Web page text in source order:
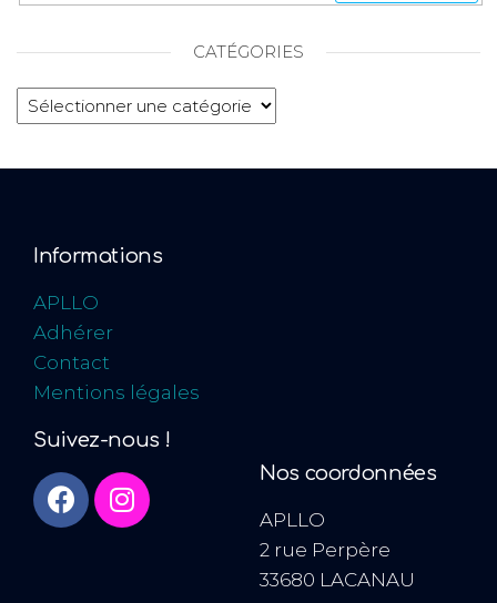
CATÉGORIES
Informations
APLLO
Adhérer
Contact
Mentions légales
Suivez-nous !
Nos coordonnées
APLLO
2 rue Perpère
33680 LACANAU